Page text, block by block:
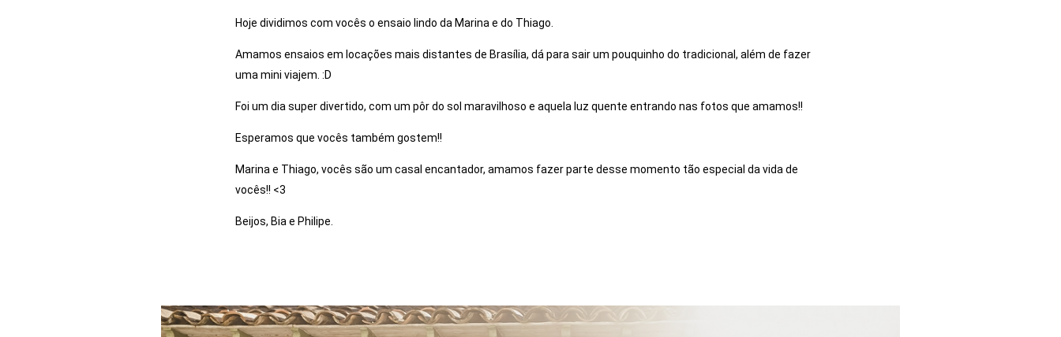
Hoje dividimos com vocês o ensaio lindo da Marina e do Thiago.
Amamos ensaios em locações mais distantes de Brasília, dá para sair um pouquinho do tradicional, além de fazer
uma mini viajem. :D
Foi um dia super divertido, com um pôr do sol maravilhoso e aquela luz quente entrando nas fotos que amamos!!
Esperamos que vocês também gostem!!
Marina e Thiago, vocês são um casal encantador, amamos fazer parte desse momento tão especial da vida de
vocês!! <3
Beijos, Bia e Philipe.